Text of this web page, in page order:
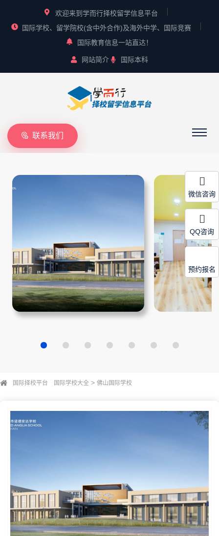
欢迎来到学而行择校留学信息平台
国际学校、留学院校(含中外合作)及海外中学、国际竞赛
国际教育信息一站直达！
网站简介 国际本科
联系我们
国际择校平台 国际学校大全 > 佛山国际学校
微信咨询
QQ咨询
预约报名